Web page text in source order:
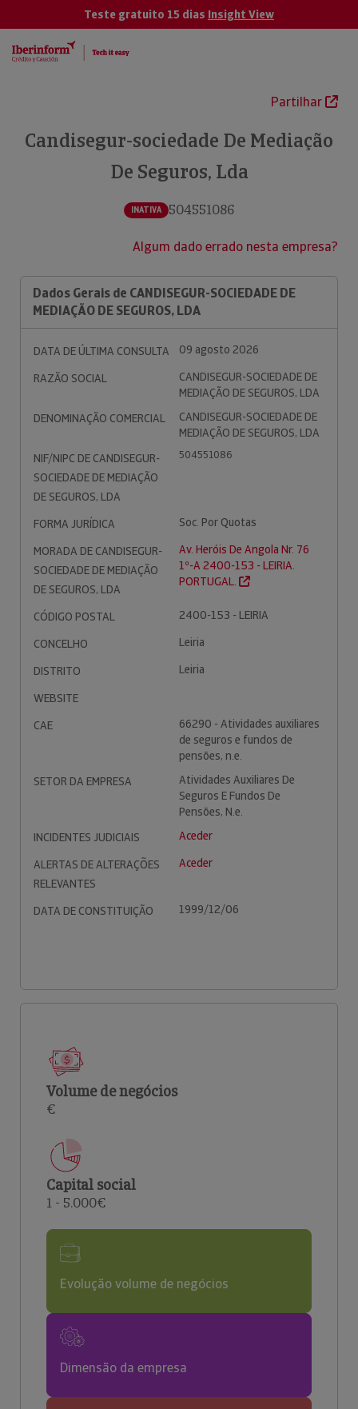
Teste gratuito 15 dias Insight View
Partilhar
Candisegur-sociedade De Mediação
De Seguros, Lda
INATIVA 504551086
Algum dado errado nesta empresa?
Dados Gerais de CANDISEGUR-SOCIEDADE DE
MEDIAÇÃO DE SEGUROS, LDA
DATA DE ÚLTIMA CONSULTA
09 agosto 2026
RAZÃO SOCIAL
CANDISEGUR-SOCIEDADE DE
MEDIAÇÃO DE SEGUROS, LDA
DENOMINAÇÃO COMERCIAL
CANDISEGUR-SOCIEDADE DE
MEDIAÇÃO DE SEGUROS, LDA
NIF/NIPC DE CANDISEGUR-
SOCIEDADE DE MEDIAÇÃO
DE SEGUROS, LDA
504551086
FORMA JURÍDICA
Soc. Por Quotas
MORADA DE CANDISEGUR-
SOCIEDADE DE MEDIAÇÃO
DE SEGUROS, LDA
Av. Heróis De Angola Nr. 76
1º-A 2400-153 - LEIRIA.
PORTUGAL.
CÓDIGO POSTAL
2400-153 - LEIRIA
CONCELHO
Leiria
DISTRITO
Leiria
WEBSITE
CAE
66290 - Atividades auxiliares
de seguros e fundos de
pensões, n.e.
SETOR DA EMPRESA
Atividades Auxiliares De
Seguros E Fundos De
Pensões, N.e.
INCIDENTES JUDICIAIS
Aceder
ALERTAS DE ALTERAÇÕES
RELEVANTES
Aceder
DATA DE CONSTITUIÇÃO 1999/12/06
Volume de negócios
€
Capital social
1 - 5.000€
Evolução volume de negócios
Dimensão da empresa